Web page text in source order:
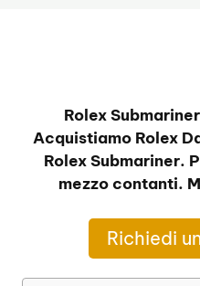
Rolex
Acquistiamo Rolex
Rolex Submariner.
mezzo contanti.
Richiedi